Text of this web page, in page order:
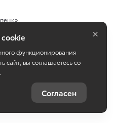
функционирования
сайт, вы соглашаетесь со
Согласен
×